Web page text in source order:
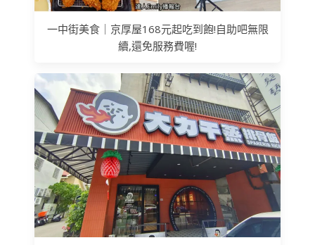
一中街美食｜京厚屋168元起吃到飽!自助吧無限
續,還免服務費喔!